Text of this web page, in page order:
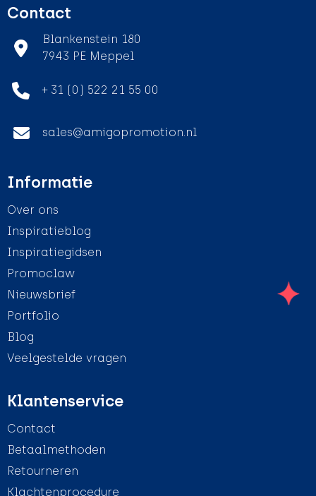
Contact
Blankenstein 180
7943 PE Meppel
+ 31 (0) 522 21 55 00
sales@amigopromotion.nl
Informatie
Over ons
Inspiratieblog
Inspiratiegidsen
Promoclaw
Nieuwsbrief
Portfolio
Blog
Veelgestelde vragen
Klantenservice
Contact
Betaalmethoden
Retourneren
Klachtenprocedure